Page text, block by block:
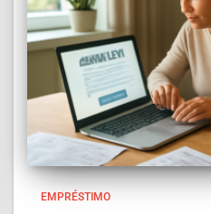
EMPRÉSTIMO